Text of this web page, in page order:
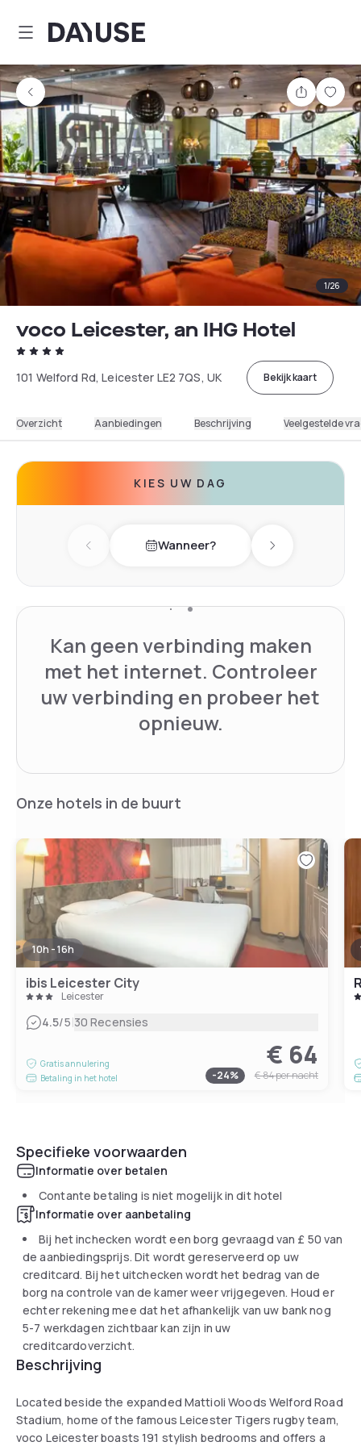
Dayuse
Delen
1/26
voco Leicester, an IHG Hotel
101 Welford Rd, Leicester LE2 7QS, UK Bekijk kaart
Overzicht Aanbiedingen Beschrijving Veelgestelde
KIES UW DAG
Previous dayWanneer? Next day
Kan geen verbinding maken
met het internet. Controleer
uw verbinding en probeer het
opnieuw.
Onze hotels in de buurt
10h - 16h
ibis Leicester City
Leicester
4.5/5|30 Recensies
Gratis annulering
Betaling in het hotel
€ 64
-24% € 84per nacht
Specifieke voorwaarden
Informatie over betalen
Contante betaling is niet mogelijk in dit hotel
Informatie over aanbetaling
Bij het inchecken wordt een borg gevraagd van £ 50 van
de aanbiedingsprijs. Dit wordt gereserveerd op uw
creditcard. Bij het uitchecken wordt het bedrag van de
borg na controle van de kamer weer vrijgegeven. Houd er
echter rekening mee dat het afhankelijk van uw bank nog
5-7 werkdagen zichtbaar kan zijn in uw
creditcardoverzicht.
Beschrijving
Located beside the expanded Mattioli Woods Welford Road
Stadium, home of the famous Leicester Tigers rugby team,
voco Leicester boasts 191 stylish bedrooms and offers a